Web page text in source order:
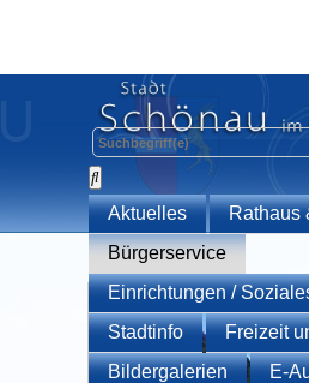
Aktuelles
Rathaus
Bürgerservice
Einrichtungen /
Stadtinfo
Freizeit
Bildergalerien
E-